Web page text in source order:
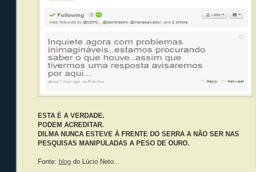
ESTA É A VERDADE.
PODEM ACREDITAR.
DILMA NUNCA ESTEVE À FRENTE DO SERRA A NÃO SER NAS
PESQUISAS MANIPULADAS A PESO DE OURO.
Fonte: blog do Lúcio Neto.